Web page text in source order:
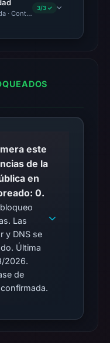
· Content Observed
3/3 ✓
este
de la
en
0.
Las
y DNS se
Última
2026.
de